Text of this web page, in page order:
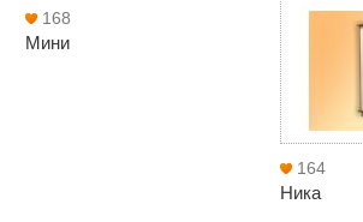
168
Мини
164
Ника